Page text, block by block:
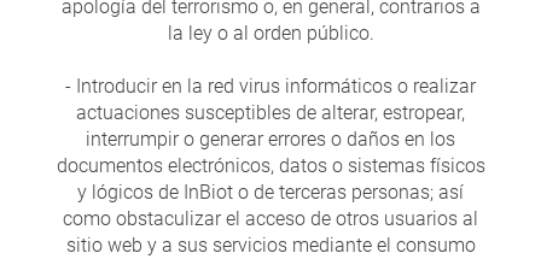
apología del terrorismo o, en general, contrarios a
la ley o al orden público.
- Introducir en la red virus informáticos o realizar
actuaciones susceptibles de alterar, estropear,
interrumpir o generar errores o daños en los
documentos electrónicos, datos o sistemas físicos
y lógicos de InBiot o de terceras personas; así
como obstaculizar el acceso de otros usuarios al
sitio web y a sus servicios mediante el consumo